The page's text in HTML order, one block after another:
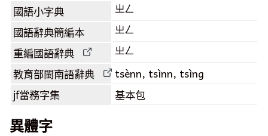
國語小字典 ㄓㄥ
國語辭典簡編本 ㄓㄥ
重編國語辭典 ㄓㄥ
教育部閩南語辭典 tsènn, tsìnn, tsìng
jf當務字集 基本包
異體字